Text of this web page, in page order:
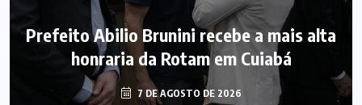
Prefeito Abilio Brunini recebe a mais alta
honraria da Rotam em Cuiabá
7 DE AGOSTO DE 2026